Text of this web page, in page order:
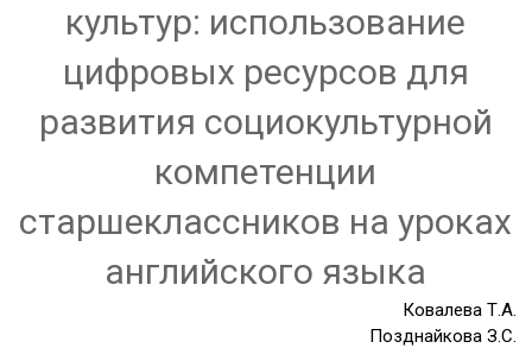
культур: использование
цифровых ресурсов для
развития социокультурной
компетенции
старшеклассников на уроках
английского языка
Ковалева Т.А.
Позднайкова З.С.